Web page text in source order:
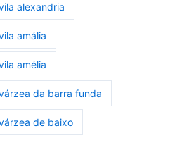
alexandria
amália
amélia
da barra funda
de baixo